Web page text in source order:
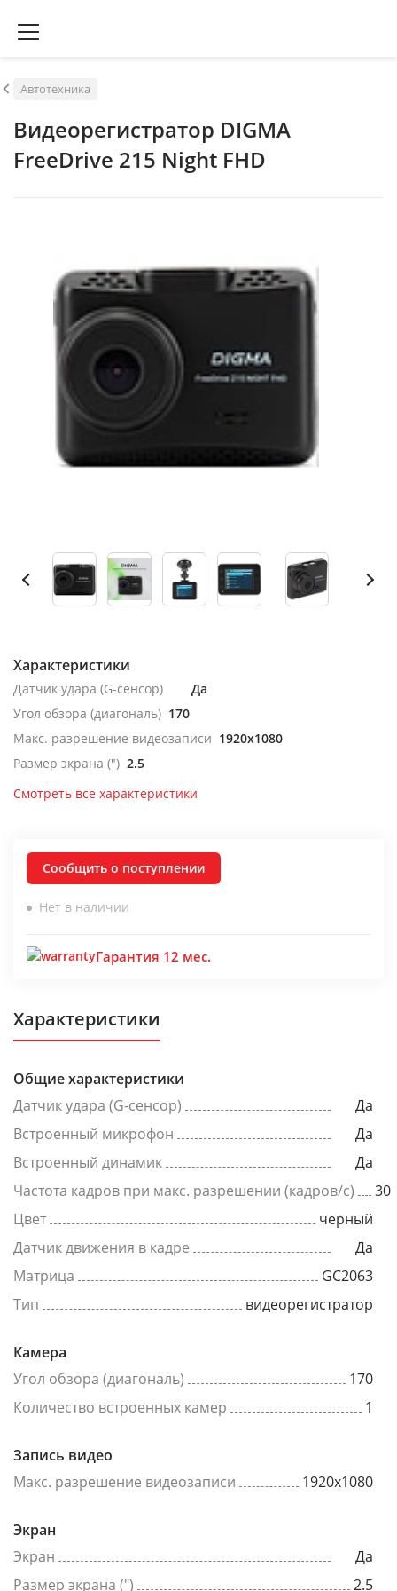
Автотехника
Видеорегистратор DIGMA
FreeDrive 215 Night FHD
Характеристики
Датчик удара (G-сенсор)
Да
Угол обзора (диагональ) 170
Макс. разрешение видеозаписи 1920x1080
Размер экрана (") 2.5
Смотреть все характеристики
Сообщить о поступлении
Нет в наличии
Гарантия 12 мес.
Характеристики
Общие характеристики
Датчик удара (G-сенсор)
Да
Встроенный микрофон
Да
Встроенный динамик
Да
Частота кадров при макс. разрешении (кадров/с)
30
Цвет
черный
Датчик движения в кадре
Да
Матрица
GC2063
Тип
видеорегистратор
Камера
Угол обзора (диагональ)
170
Количество встроенных камер
1
Запись видео
Макс. разрешение видеозаписи
1920x1080
Экран
Экран
Да
Размер экрана (")
2.5